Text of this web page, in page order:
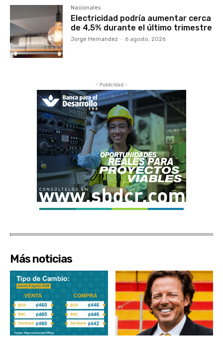
Nacionales
Electricidad podría aumentar cerca
de 4,5% durante el último trimestre
Jorge Hernandez - 6 agosto, 2026
- Publicidad -
Más noticias